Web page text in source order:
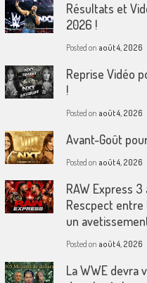
Résultats et
2026 !
Posted on août 4, 2026
Reprise Vidéo
!
Posted on août 4, 2026
Avant-Goût
Posted on août 4, 2026
RAW Express
Rescpect entre
un
Posted on août 4, 2026
La WWE devra